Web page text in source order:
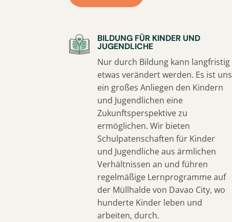
BILDUNG FÜR KINDER UND
JUGENDLICHE
Nur durch Bildung kann langfristig
etwas verändert werden. Es ist uns
ein großes Anliegen den Kindern
und Jugendlichen eine
Zukunftsperspektive zu
ermöglichen. Wir bieten
Schulpatenschaften für Kinder
und Jugendliche aus ärmlichen
Verhältnissen an und führen
regelmäßige Lernprogramme auf
der Müllhalde von Davao City, wo
hunderte Kinder leben und
arbeiten, durch.